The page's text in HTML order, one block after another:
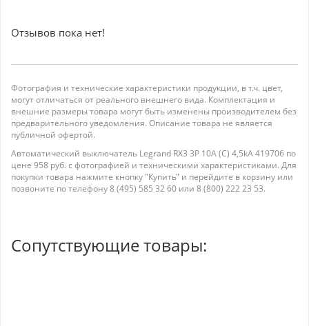
Отзывов пока нет!
Фотография и технические характеристики продукции, в т.ч. цвет,
могут отличаться от реального внешнего вида. Комплектация и
внешние размеры товара могут быть изменены производителем без
предварительного уведомления. Описание товара не является
публичной офертой.
Автоматический выключатель Legrand RX3 3P 10A (С) 4,5kA 419706 по
цене 958 руб. с фотографией и техническими характеристиками. Для
покупки товара нажмите кнопку "Купить" и перейдите в корзину или
позвоните по телефону 8 (495) 585 32 60 или 8 (800) 222 23 53.
Сопутствующие товары: